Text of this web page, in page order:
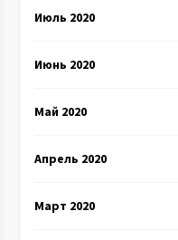
Июль 2020
Июнь 2020
Май 2020
Апрель 2020
Март 2020